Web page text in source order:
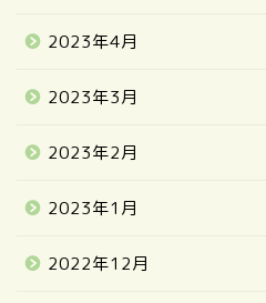
2023年4月
2023年3月
2023年2月
2023年1月
2022年12月